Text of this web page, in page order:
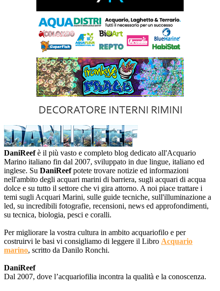
DaniReefè il più vasto e completo blog dedicato all'Acquario
Marino italiano fin dal 2007, sviluppato in due lingue, italiano ed
inglese. Su DaniReefpotete trovare notizie ed informazioni
nell'ambito degli acquari marini di barriera, sugli acquari di acqua
dolce e su tutto il settore che vi gira attorno. A noi piace trattare i
temi sugli Acquari Marini, sulle guide tecniche, sull'illuminazione a
led, su incredibili fotografie, recensioni, news ed approfondimenti,
su tecnica, biologia, pesci e coralli.
Per migliorare la vostra cultura in ambito acquariofilo e per
costruirvi le basi vi consigliamo di leggere il Libro Acquario
marino, scritto da Danilo Ronchi.
DaniReef
Dal 2007, dove l’acquariofilia incontra la qualità e la conoscenza.